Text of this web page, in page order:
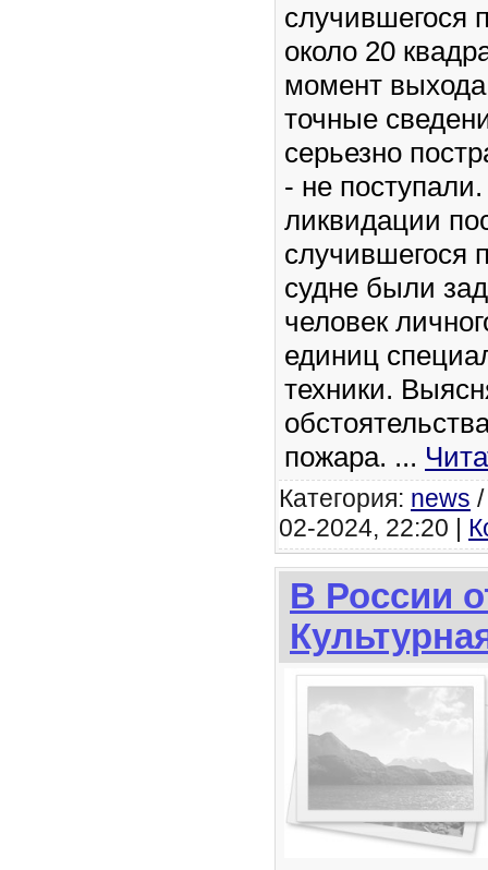
случившегося
около 20
момент
точные
серьезно
- не
ликвидации
случившегося
судне были
человек
единиц
техники.
пожара. ...
Категория: news
02-2024, 22:20 |
В России